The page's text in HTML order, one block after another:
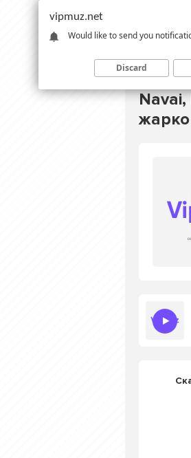
vipmuz.net
Would like to send you
Discard